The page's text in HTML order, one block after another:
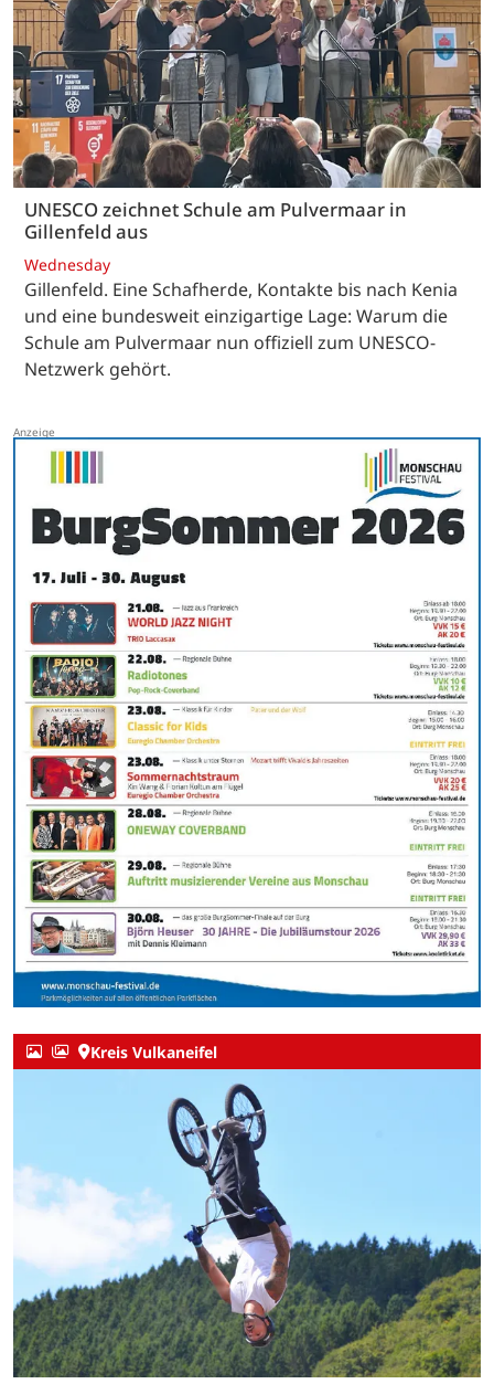
UNESCO zeichnet Schule am Pulvermaar in
Gillenfeld aus
Wednesday
Gillenfeld. Eine Schafherde, Kontakte bis nach Kenia
und eine bundesweit einzigartige Lage: Warum die
Schule am Pulvermaar nun offiziell zum UNESCO-
Netzwerk gehört.
Kreis Vulkaneifel